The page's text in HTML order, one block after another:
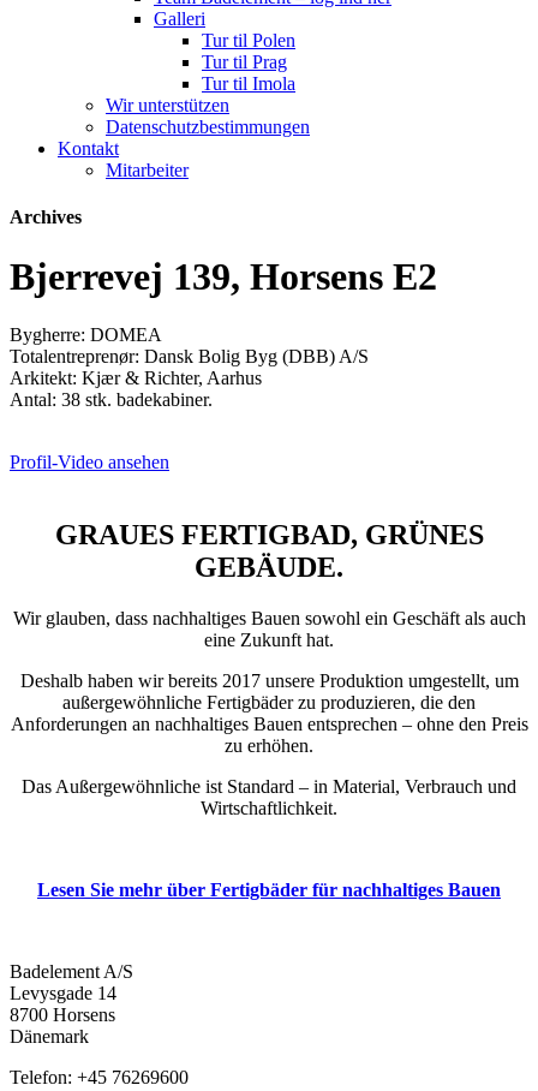
Galleri
Tur til Polen
Tur til Prag
Tur til Imola
Wir unterstützen
Datenschutzbestimmungen
Kontakt
Mitarbeiter
Archives
Bjerrevej 139, Horsens E2
Bygherre: DOMEA
Totalentreprenør: Dansk Bolig Byg (DBB) A/S
Arkitekt: Kjær & Richter, Aarhus
Antal: 38 stk. badekabiner.
Profil-Video ansehen
GRAUES FERTIGBAD, GRÜNES
GEBÄUDE.
Wir glauben, dass nachhaltiges Bauen sowohl ein Geschäft als auch
eine Zukunft hat.
Deshalb haben wir bereits 2017 unsere Produktion umgestellt, um
außergewöhnliche Fertigbäder zu produzieren, die den
Anforderungen an nachhaltiges Bauen entsprechen – ohne den Preis
zu erhöhen.
Das Außergewöhnliche ist Standard – in Material, Verbrauch und
Wirtschaftlichkeit.
Lesen Sie mehr über Fertigbäder für nachhaltiges Bauen
Badelement A/S
Levysgade 14
8700 Horsens
Dänemark
Telefon: +45 76269600